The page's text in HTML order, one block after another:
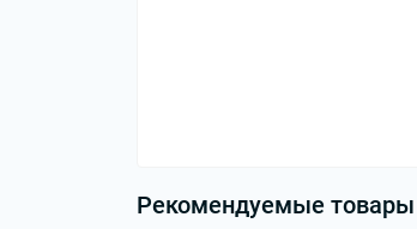
Рекомендуемые товары